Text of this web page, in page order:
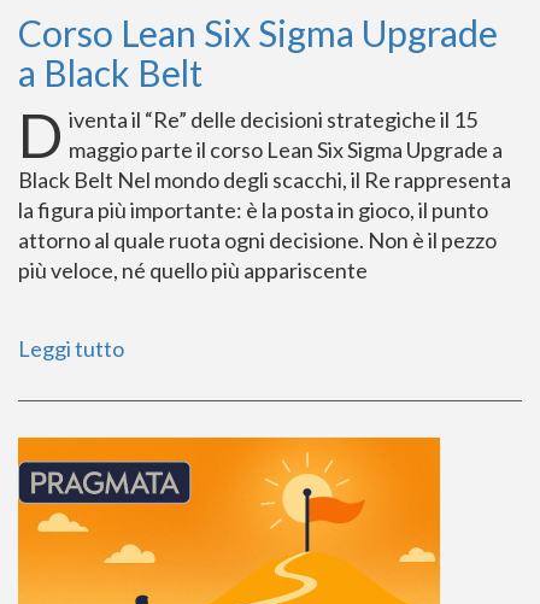
Corso Lean Six Sigma Upgrade
a Black Belt
D iventa il “Re” delle decisioni strategiche il 15
maggio parte il corso Lean Six Sigma Upgrade a
Black Belt Nel mondo degli scacchi, il Re rappresenta
la figura più importante: è la posta in gioco, il punto
attorno al quale ruota ogni decisione. Non è il pezzo
più veloce, né quello più appariscente
Leggi tutto